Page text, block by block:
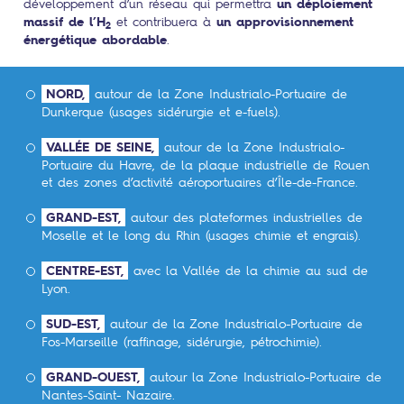
Faire défiler pour continuer
réseaux énergétiques
Réindustrialiser
sur les infrastructures
un déploiement
massif de l’H2 et contribuera à un approvisionnement
énergétique abordable.
NORD, autour de la Zone Industrialo-Portuaire de
Dunkerque (usages sidérurgie et e-fuels).
VALLÉE DE SEINE, autour de la Zone Industrialo-
Portuaire du Havre, de la plaque industrielle de Rouen
et des zones d’activité aéroportuaires d’Île-de-France.
GRAND-EST, autour des plateformes industrielles de
Moselle et le long du Rhin (usages chimie et engrais).
CENTRE-EST, avec la Vallée de la chimie au sud de
Lyon.
SUD-EST, autour de la Zone Industrialo-Portuaire de
Fos-Marseille (raffinage, sidérurgie, pétrochimie).
GRAND-OUEST, autour la Zone Industrialo-Portuaire de
Nantes-Saint- Nazaire.